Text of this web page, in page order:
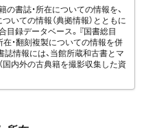
の書誌・所在についての情報を、
ついての情報（典拠情報）とともに
目録データベース。『国書総目
在・翻刻複製についての情報を併
誌情報には、当館所蔵和古書とマ
国内外の古典籍を撮影収集した資